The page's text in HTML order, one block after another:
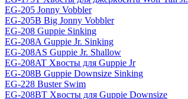
EG-205 Jonny Vobbler
EG-205B Big Jonny Vobbler
EG-208 Guppie Sinking
EG-208A Guppie Jr. Sinking
EG-208AS Guppie Jr. Shallow
EG-208AT Хвосты для Guppie Jr
EG-208B Guppie Downsize Sinking
EG-228 Buster Swim
EG-208BT Хвосты для Guppie Downsize